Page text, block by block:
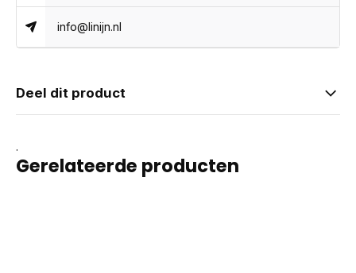
info@linijn.nl
Deel dit product
.
Gerelateerde producten